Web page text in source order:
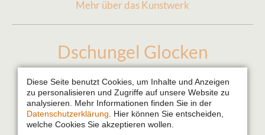
Mehr über das Kunstwerk
Dschungel Glocken
Original
Diese Seite benutzt Cookies, um Inhalte und Anzeigen
zu personalisieren und Zugriffe auf unsere Website zu
analysieren. Mehr Informationen finden Sie in der
Datenschutzerklärung . Hier können Sie entscheiden,
welche Cookies Sie akzeptieren wollen.